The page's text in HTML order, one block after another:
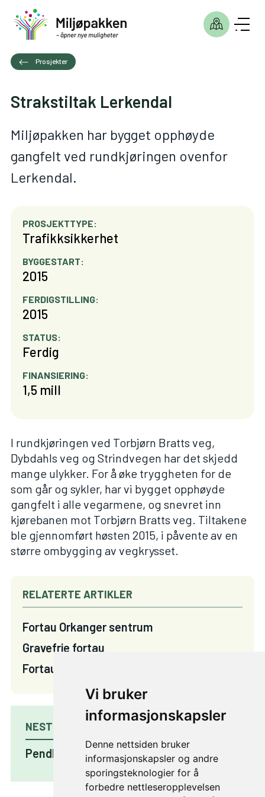
Vi bruker
informasjonskapsler
Denne nettsiden bruker
informasjonskapsler og andre
sporingsteknologier for å
forbedre nettleseropplevelsen
Prosjekter
Strakstiltak Lerkendal
Miljøpakken har bygget opphøyde
gangfelt ved rundkjøringen ovenfor
Lerkendal.
PROSJEKTTYPE:
Trafikksikkerhet
BYGGESTART:
2015
FERDIGSTILLING:
2015
STATUS:
Ferdig
FINANSIERING:
1,5 mill
I rundkjøringen ved Torbjørn Bratts veg,
Dybdahls veg og Strindvegen har det skjedd
mange ulykker. For å øke tryggheten for de
som går og sykler, har vi bygget opphøyde
gangfelt i alle vegarmene, og snevret inn
kjørebanen mot Torbjørn Bratts veg. Tiltakene
ble gjennomført høsten 2015, i påvente av en
større ombygging av vegkrysset.
RELATERTE ARTIKLER
Fortau Orkanger sentrum
Gravefrie fortau
Fortau i Mikkelvegen
NESTE PROSJEKT
Pendlerparkering Være